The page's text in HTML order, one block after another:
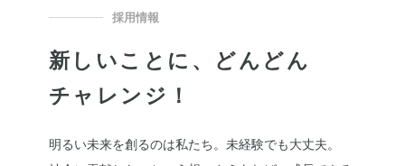
採用情報
新しいことに、どんどん
チャレンジ！
明るい未来を創るのは私たち。未経験でも大丈夫。